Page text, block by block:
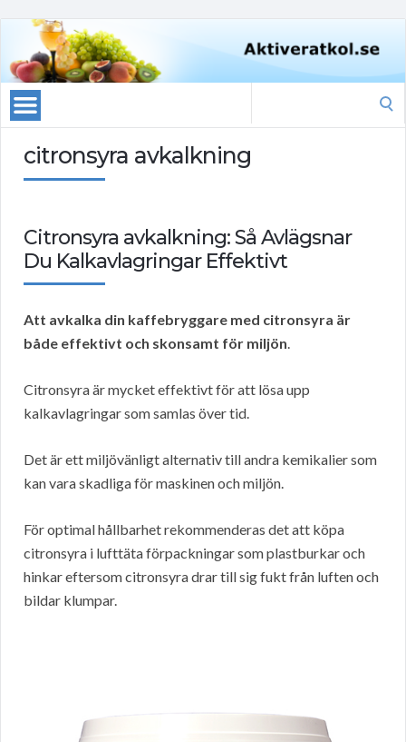
citronsyra avkalkning
Citronsyra avkalkning: Så Avlägsnar
Du Kalkavlagringar Effektivt
Att avkalka din kaffebryggare med citronsyra är
både effektivt och skonsamt för miljön.
Citronsyra är mycket effektivt för att lösa upp
kalkavlagringar som samlas över tid.
Det är ett miljövänligt alternativ till andra kemikalier som
kan vara skadliga för maskinen och miljön.
För optimal hållbarhet rekommenderas det att köpa
citronsyra i lufttäta förpackningar som plastburkar och
hinkar eftersom citronsyra drar till sig fukt från luften och
bildar klumpar.